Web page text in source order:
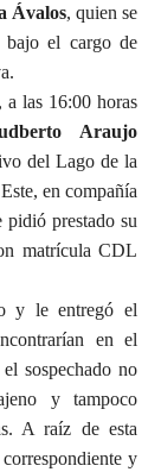
Ávalos, quien se
bajo el cargo de
las 16:00 horas
Araujo
del Lago de la
en compañía
prestado su
matrícula CDL
y le entregó el
en el
sospechado no
y tampoco
A raíz de esta
y